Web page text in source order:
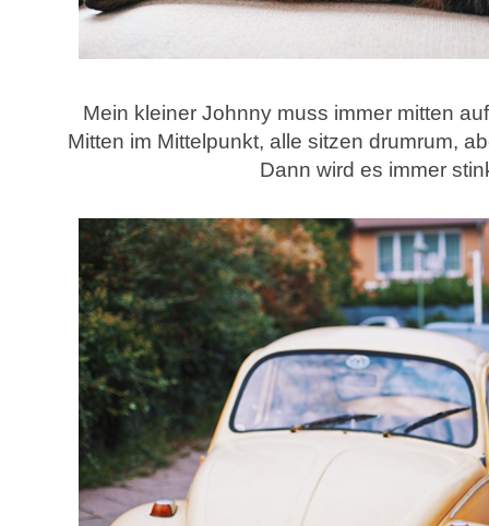
Mein kleiner Johnny muss immer mitten
Mitten im Mittelpunkt, alle sitzen drumrum,
Dann wird es immer